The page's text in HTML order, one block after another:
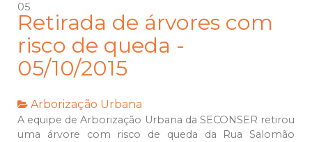
05
Retirada de árvores com
risco de queda -
05/10/2015
Arborização Urbana
A equipe de Arborização Urbana da SECONSER retirou
uma árvore com risco de queda da Rua Salomão